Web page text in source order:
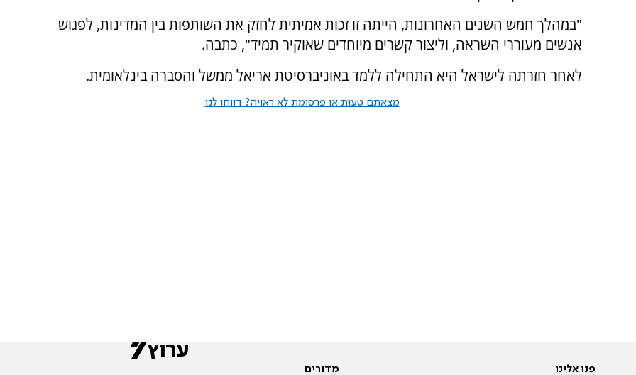
"במהלך חמש השנים האחרונות, הייתה זו זכות אמיתית לחזק את השותפות בין המדינות, לפגוש
אנשים מעוררי השראה, וליצור קשרים מיוחדים שאוקיר תמיד", כתבה.
לאחר חזרתה לישראל היא התחילה ללמד באוניברסיטת אריאל ממשל והסברה בינלאומית.
מצאתם טעות או פרסומת לא ראויה? דווחו לנו
פנו אלינו מדורים